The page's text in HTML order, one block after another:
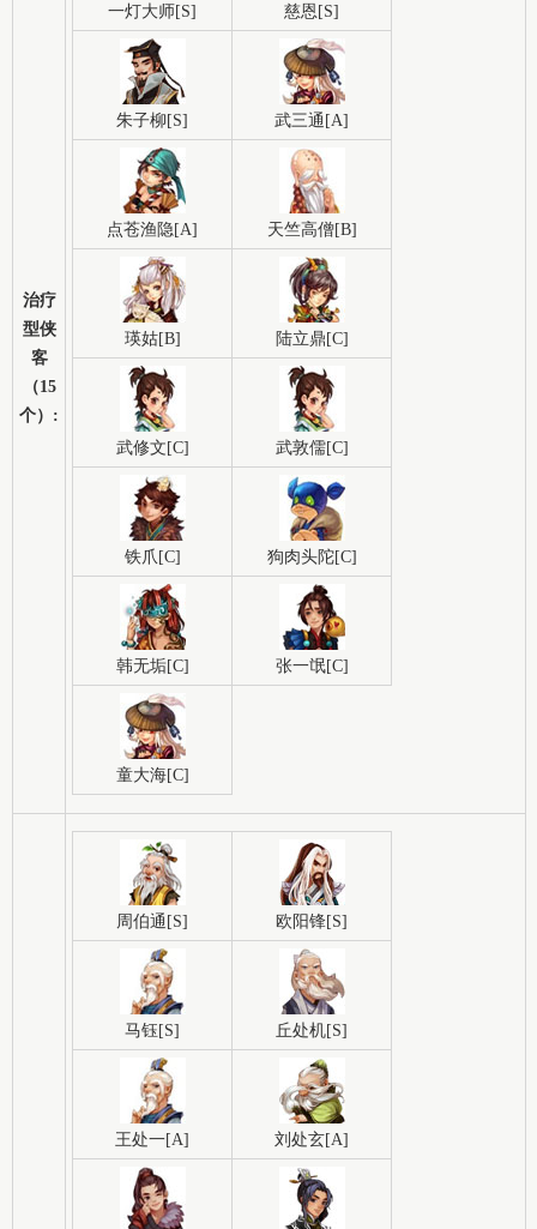
治疗
型侠
客
（15
个）:
一灯大师[S] 慈恩[S]
朱子柳[S] 武三通[A]
点苍渔隐[A] 天竺高僧[B]
瑛姑[B] 陆立鼎[C]
武修文[C] 武敦儒[C]
铁爪[C] 狗肉头陀[C]
韩无垢[C] 张一氓[C]
童大海[C]
周伯通[S] 欧阳锋[S]
马钰[S] 丘处机[S]
王处一[A] 刘处玄[A]